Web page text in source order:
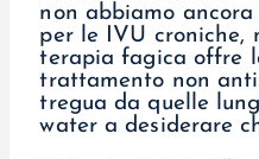
non abbiamo
per le IVU croniche,
terapia fagica offre
trattamento non
tregua da quelle
water a desiderare